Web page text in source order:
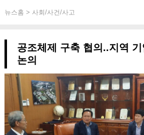
뉴스홈 > 사회/사건/사고
공조체제 구축 협의..지역
논의